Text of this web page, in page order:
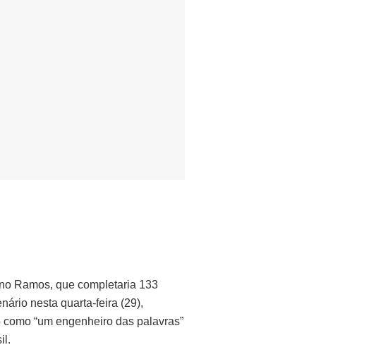
Ramos, que completaria 133
nesta quarta-feira (29),
“um engenheiro das palavras”